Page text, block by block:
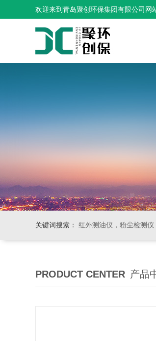
欢迎来到青岛聚创环保集团有限公司网
关键词搜索： 红外测油仪，粉尘检测
PRODUCT CENTER 产品